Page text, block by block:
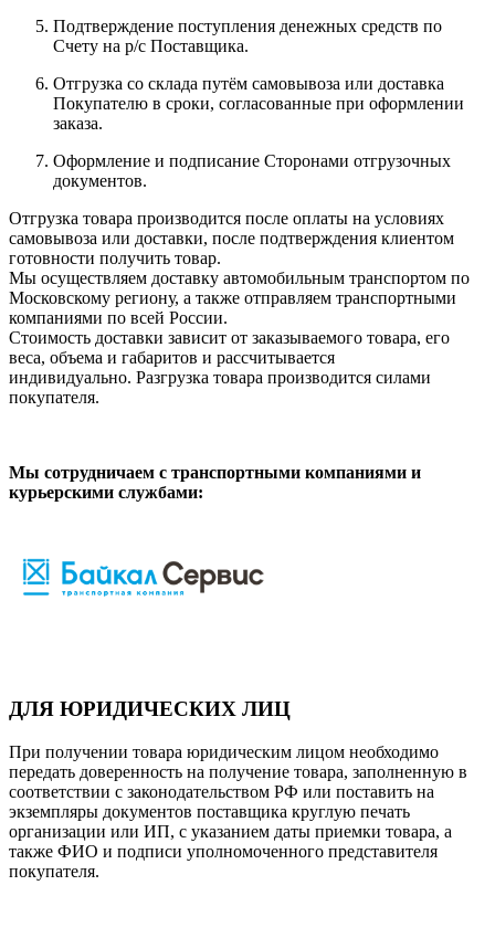
Подтверждение поступления денежных средств по
Счету на р/с Поставщика.
Отгрузка со склада путём самовывоза или доставка
Покупателю в сроки, согласованные при оформлении
заказа.
Оформление и подписание Сторонами отгрузочных
документов.
Отгрузка товара производится после оплаты на условиях
самовывоза или доставки, после подтверждения клиентом
готовности получить товар.
Мы осуществляем доставку автомобильным транспортом по
Московскому региону, а также отправляем транспортными
компаниями по всей России.
Стоимость доставки зависит от заказываемого товара, его
веса, объема и габаритов и рассчитывается
индивидуально. Разгрузка товара производится силами
покупателя.
Мы сотрудничаем с транспортными компаниями и
курьерскими службами:
ДЛЯ ЮРИДИЧЕСКИХ ЛИЦ
При получении товара юридическим лицом необходимо
передать доверенность на получение товара, заполненную в
соответствии с законодательством РФ или поставить на
экземпляры документов поставщика круглую печать
организации или ИП, с указанием даты приемки товара, а
также ФИО и подписи уполномоченного представителя
покупателя.